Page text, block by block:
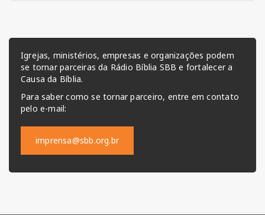
Igrejas, ministérios, empresas e organizações podem
se tornar parceiras da Rádio Bíblia SBB e fortalecer a
Causa da Bíblia.
Para saber como se tornar parceiro, entre em contato
pelo e-mail:
imprensa@sbb.org.br